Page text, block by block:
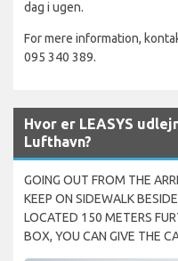
dag i ugen.
For mere information,
095 340 389.
Hvor er LEASYS
Lufthavn?
GOING OUT FROM THE
KEEP ON SIDEWALK
LOCATED 150 METERS
BOX, YOU CAN GIVE THE